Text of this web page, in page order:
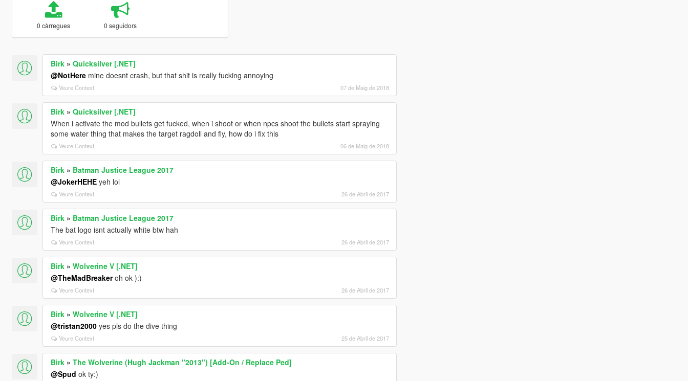
0 càrregues 0 seguidors
Birk» Quicksilver [.NET]
@NotHeremine doesnt crash, but that shit is really fucking annoying
Veure Context 07 de Maig de 2018
Birk» Quicksilver [.NET]
When i activate the mod bullets get fucked, when i shoot or when npcs shoot the bullets start spraying
some water thing that makes the target ragdoll and fly, how do i fix this
Veure Context 06 de Maig de 2018
Birk» Batman Justice League 2017
@JokerHEHEyeh lol
Veure Context 26 de Abril de 2017
Birk» Batman Justice League 2017
The bat logo isnt actually white btw hah
Veure Context 26 de Abril de 2017
Birk» Wolverine V [.NET]
@TheMadBreakeroh ok ):)
Veure Context 26 de Abril de 2017
Birk» Wolverine V [.NET]
@tristan2000yes pls do the dive thing
Veure Context 25 de Abril de 2017
Birk» The Wolverine (Hugh Jackman "2013") [Add-On / Replace Ped]
@Spud ok ty:)